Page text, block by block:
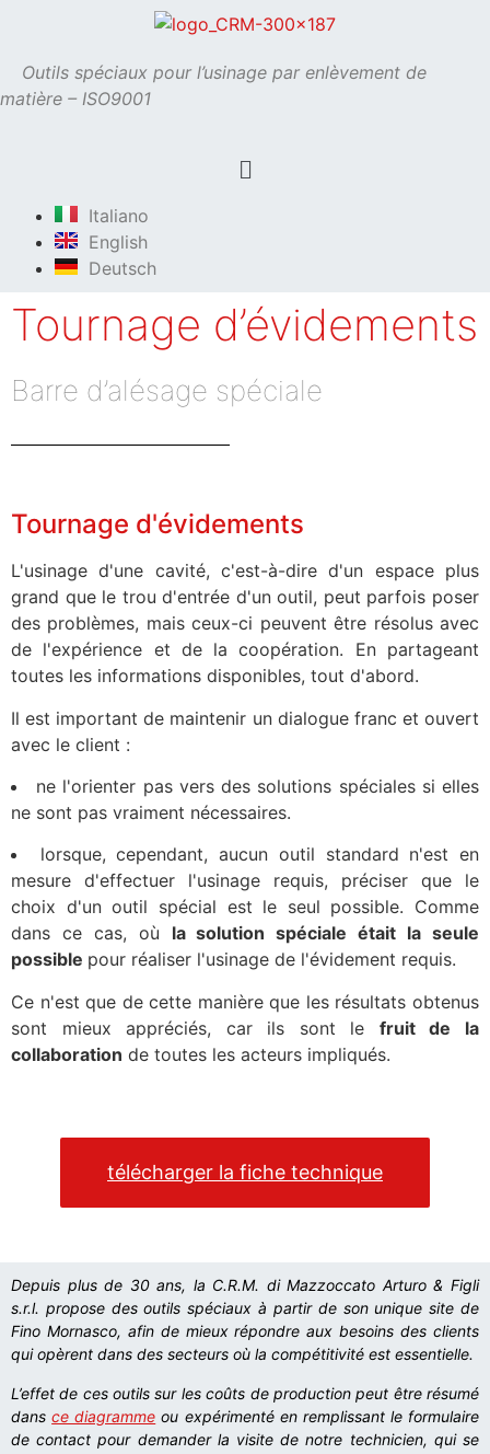
Outils spéciaux pour l’usinage par enlèvement de
matière – ISO9001
Italiano
English
Deutsch
Tournage d’évidements
Barre d’alésage spéciale
Tournage d'évidements
L'usinage d'une cavité, c'est-à-dire d'un espace plus
grand que le trou d'entrée d'un outil, peut parfois poser
des problèmes, mais ceux-ci peuvent être résolus avec
de l'expérience et de la coopération. En partageant
toutes les informations disponibles, tout d'abord.
Il est important de maintenir un dialogue franc et ouvert
avec le client :
ne l'orienter pas vers des solutions spéciales si elles
ne sont pas vraiment nécessaires.
lorsque, cependant, aucun outil standard n'est en
mesure d'effectuer l'usinage requis, préciser que le
choix d'un outil spécial est le seul possible. Comme
dans ce cas, où la solution spéciale était la seule
possible pour réaliser l'usinage de l'évidement requis.
Ce n'est que de cette manière que les résultats obtenus
sont mieux appréciés, car ils sont le fruit de la
collaboration de toutes les acteurs impliqués.
télécharger la fiche technique
Depuis plus de 30 ans, la C.R.M. di Mazzoccato Arturo & Figli
s.r.l. propose des outils spéciaux à partir de son unique site de
Fino Mornasco, afin de mieux répondre aux besoins des clients
qui opèrent dans des secteurs où la compétitivité est essentielle.
L’effet de ces outils sur les coûts de production peut être résumé
dansce diagramme ou expérimenté en remplissant le formulaire
de contact pour demander la visite de notre technicien, qui se